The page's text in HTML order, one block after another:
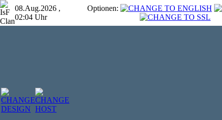
08.Aug.2026 ,
02:04 Uhr
Optionen: